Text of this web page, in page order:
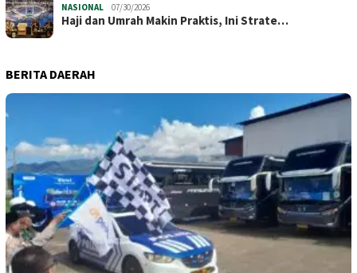
NASIONAL 07/30/2026
Haji dan Umrah Makin Praktis, Ini Strate…
BERITA DAERAH